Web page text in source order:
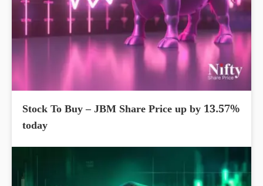
Stock To Buy – JBM Share Price up by 13.57%
today